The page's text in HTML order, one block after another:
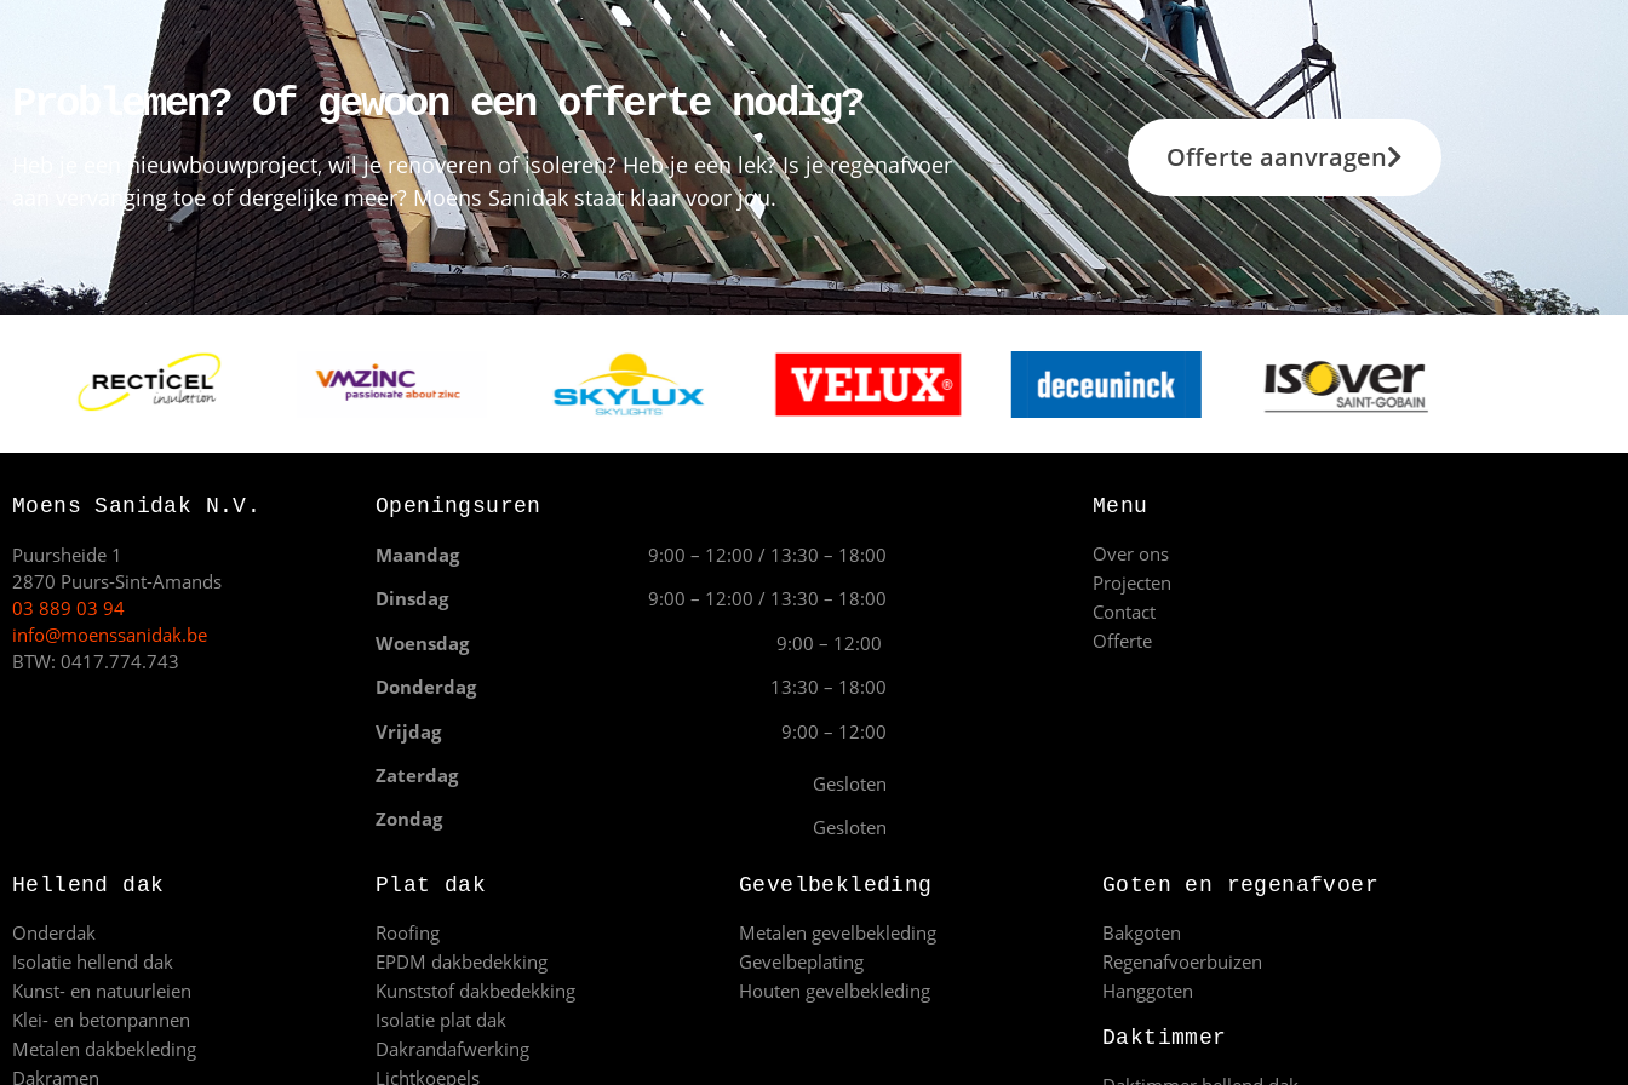
Problemen? Of gewoon een offerte nodig?
Heb je een nieuwbouwproject, wil je renoveren of isoleren? Heb je een lek? Is je regenafvoer
aan vervanging toe of dergelijke meer? Moens Sanidak staat klaar voor jou.
Offerte aanvragen
Moens Sanidak N.V.
Puursheide 1
2870 Puurs-Sint-Amands
03 889 03 94
info@moenssanidak.be
BTW: 0417.774.743
Openingsuren
Maandag
9:00 – 12:00 / 13:30 – 18:00
Dinsdag
9:00 – 12:00 / 13:30 – 18:00
Woensdag
9:00 – 12:00
Donderdag
13:30 – 18:00
Vrijdag
9:00 – 12:00
Zaterdag
Gesloten
Zondag
Gesloten
Menu
Over ons
Projecten
Contact
Offerte
Hellend dak
Onderdak
Isolatie hellend dak
Kunst- en natuurleien
Klei- en betonpannen
Metalen dakbekleding
Dakramen
Plat dak
Roofing
EPDM dakbedekking
Kunststof dakbedekking
Isolatie plat dak
Dakrandafwerking
Lichtkoepels
Gevelbekleding
Metalen gevelbekleding
Gevelbeplating
Houten gevelbekleding
Goten en regenafvoer
Bakgoten
Regenafvoerbuizen
Hanggoten
Daktimmer